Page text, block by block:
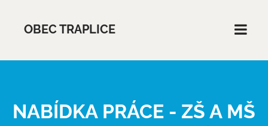
OBEC TRAPLICE
NABÍDKA PRÁCE - ZŠ A MŠ